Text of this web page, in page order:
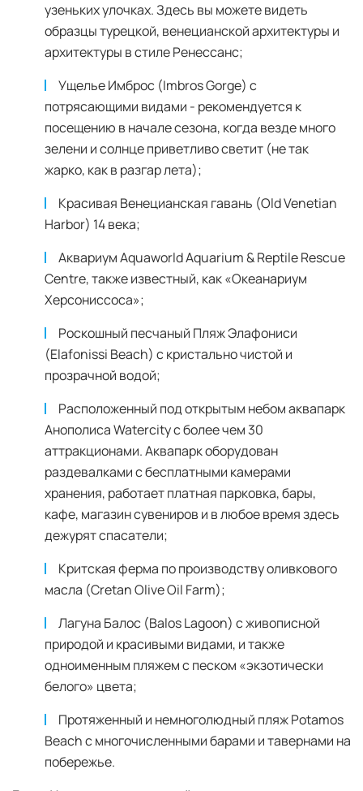
узеньких улочках. Здесь вы можете видеть
образцы турецкой, венецианской архитектуры и
архитектуры в стиле Ренессанс;
Ущелье Имброс (Imbros Gorge) с
потрясающими видами - рекомендуется к
посещению в начале сезона, когда везде много
зелени и солнце приветливо светит (не так
жарко, как в разгар лета);
Красивая Венецианская гавань (Old Venetian
Harbor) 14 века;
Аквариум Aquaworld Aquarium & Reptile Rescue
Centre, также известный, как «Океанариум
Херсониссоса»;
Роскошный песчаный Пляж Элафониси
(Elafonissi Beach) с кристально чистой и
прозрачной водой;
Расположенный под открытым небом аквапарк
Анополиса Watercity с более чем 30
аттракционами. Аквапарк оборудован
раздевалками с бесплатными камерами
хранения, работает платная парковка, бары,
кафе, магазин сувениров и в любое время здесь
дежурят спасатели;
Критская ферма по производству оливкового
масла (Cretan Olive Oil Farm);
Лагуна Балос (Balos Lagoon) с живописной
природой и красивыми видами, и также
одноименным пляжем с песком «экзотически
белого» цвета;
Протяженный и немноголюдный пляж Potamos
Beach с многочисленными барами и тавернами на
побережье.